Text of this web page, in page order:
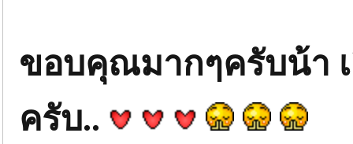
ขอบคุณมากๆครับน้า
ครับ..